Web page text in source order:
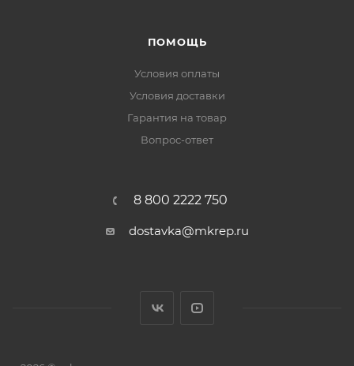
ПОМОЩЬ
Условия оплаты
Условия доставки
Гарантия на товар
Вопрос-ответ
8 800 2222 750
dostavka@mkrep.ru